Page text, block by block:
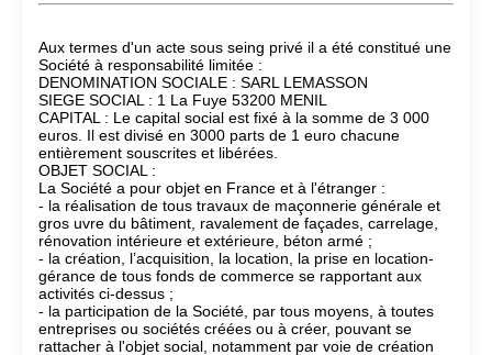
Aux termes d'un acte sous seing privé il a été constitué une
Société à responsabilité limitée :
DENOMINATION SOCIALE : SARL LEMASSON
SIEGE SOCIAL : 1 La Fuye 53200 MENIL
CAPITAL : Le capital social est fixé à la somme de 3 000
euros. Il est divisé en 3000 parts de 1 euro chacune
entièrement souscrites et libérées.
OBJET SOCIAL :
La Société a pour objet en France et à l'étranger :
- la réalisation de tous travaux de maçonnerie générale et
gros uvre du bâtiment, ravalement de façades, carrelage,
rénovation intérieure et extérieure, béton armé ;
- la création, l’acquisition, la location, la prise en location-
gérance de tous fonds de commerce se rapportant aux
activités ci-dessus ;
- la participation de la Société, par tous moyens, à toutes
entreprises ou sociétés créées ou à créer, pouvant se
rattacher à l'objet social, notamment par voie de création